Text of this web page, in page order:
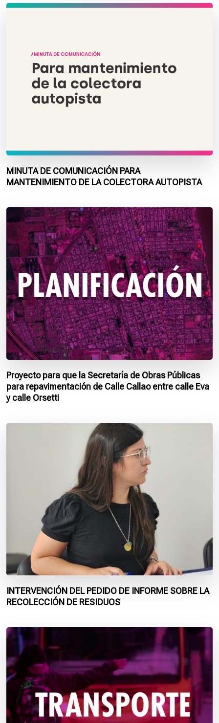
MINUTA DE COMUNICACIÓN PARA
MANTENIMIENTO DE LA COLECTORA AUTOPISTA
Proyecto para que la Secretaría de Obras Públicas
para repavimentación de Calle Callao entre calle Eva
y calle Orsetti
INTERVENCIÓN DEL PEDIDO DE INFORME SOBRE LA
RECOLECCIÓN DE RESIDUOS